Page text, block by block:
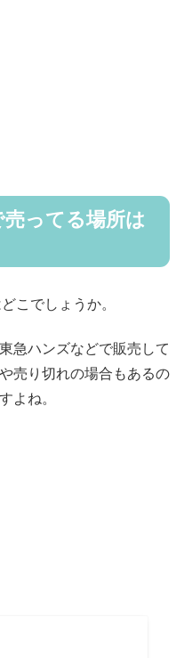
ってる場所は
こでしょうか。
急ハンズなどで販売して
売り切れの場合もあるの
よね。